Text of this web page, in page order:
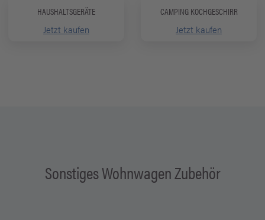
HAUSHALTSGERÄTE
Jetzt kaufen
CAMPING KOCHGESCHIRR
Jetzt kaufen
Sonstiges Wohnwagen Zubehör